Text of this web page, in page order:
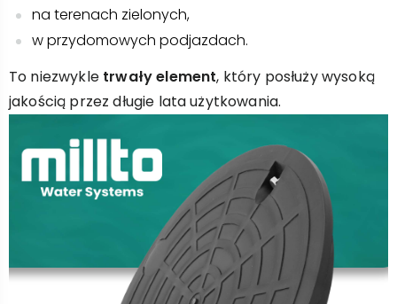
na terenach zielonych,
w przydomowych podjazdach.
To niezwykle trwały element, który posłuży wysoką
jakością przez długie lata użytkowania.